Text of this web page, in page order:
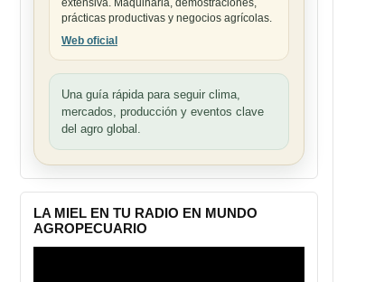
extensiva. Maquinaria, demostraciones,
prácticas productivas y negocios agrícolas.
Web oficial
Una guía rápida para seguir clima,
mercados, producción y eventos clave
del agro global.
LA MIEL EN TU RADIO EN MUNDO
AGROPECUARIO